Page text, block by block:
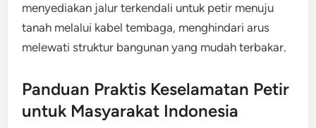
menyediakan jalur terkendali untuk petir menuju
tanah melalui kabel tembaga, menghindari arus
melewati struktur bangunan yang mudah terbakar.
Panduan Praktis Keselamatan Petir
untuk Masyarakat Indonesia